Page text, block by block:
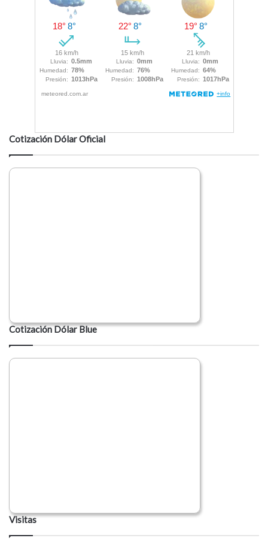
Cotización Dólar Oficial
Cotización Dólar Blue
Visitas